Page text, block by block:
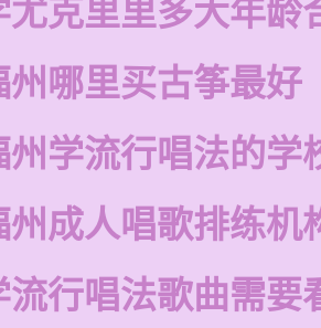
尤克里里多大年龄
州哪里买古筝最好
州学流行唱法的学
州成人唱歌排练机
流行唱法歌曲需要